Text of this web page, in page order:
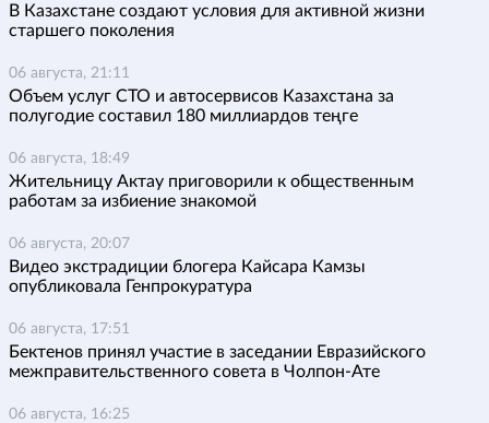
В Казахстане создают условия для активной жизни
старшего поколения
06 августа, 21:11
Объем услуг СТО и автосервисов Казахстана за
полугодие составил 180 миллиардов теңге
06 августа, 18:49
Жительницу Актау приговорили к общественным
работам за избиение знакомой
06 августа, 20:07
Видео экстрадиции блогера Кайсара Камзы
опубликовала Генпрокуратура
06 августа, 17:51
Бектенов принял участие в заседании Евразийского
межправительственного совета в Чолпон-Ате
06 августа, 16:25